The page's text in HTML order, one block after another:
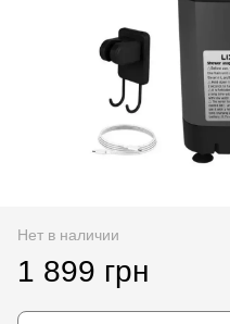
Нет в наличии
1 899 грн